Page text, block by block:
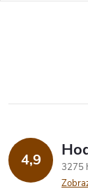
4,9
3275